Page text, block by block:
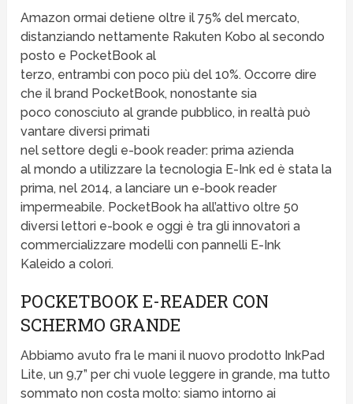
Amazon ormai detiene oltre il 75% del mercato,
distanziando nettamente Rakuten Kobo al secondo
posto e PocketBook al
terzo, entrambi con poco più del 10%. Occorre dire
che il brand PocketBook, nonostante sia
poco conosciuto al grande pubblico, in realtà può
vantare diversi primati
nel settore degli e-book reader: prima azienda
al mondo a utilizzare la tecnologia E-Ink ed è stata la
prima, nel 2014, a lanciare un e-book reader
impermeabile. PocketBook ha all’attivo oltre 50
diversi lettori e-book e oggi è tra gli innovatori a
commercializzare modelli con pannelli E-Ink
Kaleido a colori.
POCKETBOOK E-READER CON
SCHERMO GRANDE
Abbiamo avuto fra le mani il nuovo prodotto InkPad
Lite, un 9,7” per chi vuole leggere in grande, ma tutto
sommato non costa molto: siamo intorno ai